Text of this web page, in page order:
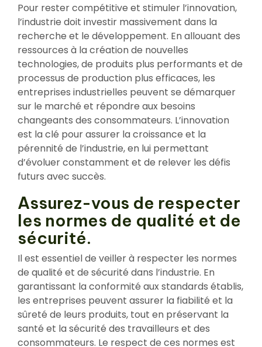
Pour rester compétitive et stimuler l’innovation,
l’industrie doit investir massivement dans la
recherche et le développement. En allouant des
ressources à la création de nouvelles
technologies, de produits plus performants et de
processus de production plus efficaces, les
entreprises industrielles peuvent se démarquer
sur le marché et répondre aux besoins
changeants des consommateurs. L’innovation
est la clé pour assurer la croissance et la
pérennité de l’industrie, en lui permettant
d’évoluer constamment et de relever les défis
futurs avec succès.
Assurez-vous de respecter
les normes de qualité et de
sécurité.
Il est essentiel de veiller à respecter les normes
de qualité et de sécurité dans l’industrie. En
garantissant la conformité aux standards établis,
les entreprises peuvent assurer la fiabilité et la
sûreté de leurs produits, tout en préservant la
santé et la sécurité des travailleurs et des
consommateurs. Le respect de ces normes est